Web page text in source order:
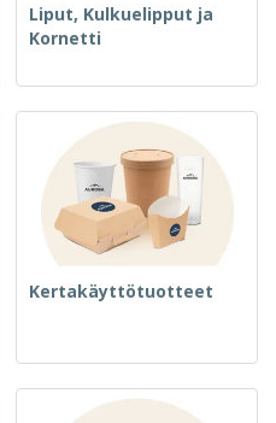
Liput, Kulkuelipput ja
Kornetti
Kertakäyttötuotteet